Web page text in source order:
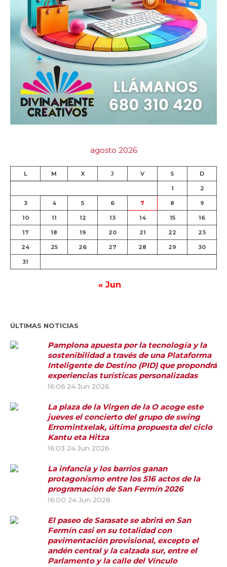
agosto 2026
L M X J V S D
1 2
3 4 5 6 7 8 9
10 11 12 13 14 15 16
17 18 19 20 21 22 23
24 25 26 27 28 29 30
31
« Jun
ÚLTIMAS NOTICIAS
Pamplona apuesta por la tecnología y la
sostenibilidad a través de una Plataforma
Inteligente de Destino (PID) que propondrá
experiencias turísticas personalizadas
16:06 24 Jun 2026
La plaza de la Virgen de la O acoge este
jueves el concierto del grupo de swing
Erromintxelak, última propuesta del ciclo
Kantu eta Hitza
16:03 24 Jun 2026
La infancia y los barrios ganan
protagonismo entre los 516 actos de la
programación de San Fermín 2026
16:00 24 Jun 2026
El paseo de Sarasate se abrirá en San
Fermín casi en su totalidad con
pavimentación provisional, excepto el
andén central y la calzada sur, entre el
Parlamento y la calle del Vínculo